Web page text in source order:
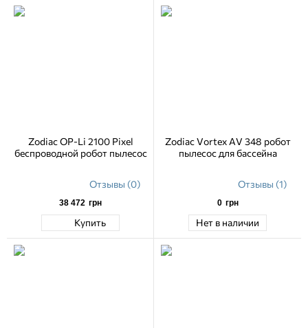
Zodiac OP-Lі 2100 Pixel
беспроводной робот пылесос
Отзывы (0)
38 472 грн
Купить
Zodiac Vortex AV 348 робот
пылесос для бассейна
Отзывы (1)
0 грн
Нет в наличии